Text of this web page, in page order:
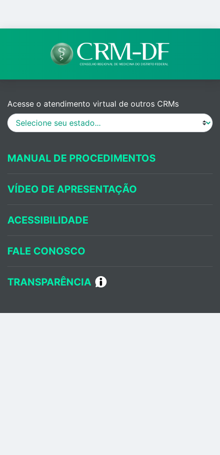
Acesse o atendimento virtual de outros CRMs
MANUAL DE PROCEDIMENTOS
VÍDEO DE APRESENTAÇÃO
ACESSIBILIDADE
FALE CONOSCO
TRANSPARÊNCIA